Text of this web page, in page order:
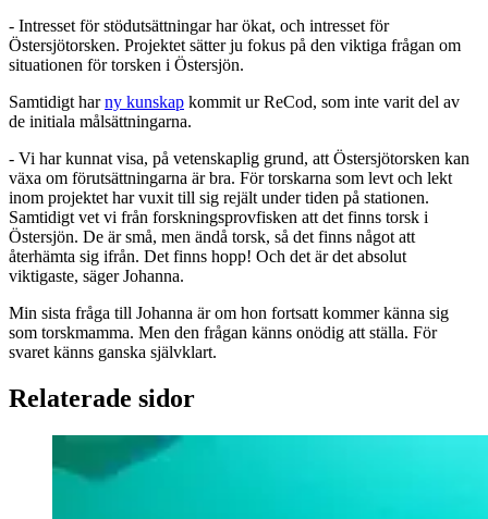
- Intresset för stödutsättningar har ökat, och intresset för
Östersjötorsken. Projektet sätter ju fokus på den viktiga frågan om
situationen för torsken i Östersjön.
Samtidigt harny kunskap kommit ur ReCod, som inte varit del av
de initiala målsättningarna.
- Vi har kunnat visa, på vetenskaplig grund, att Östersjötorsken kan
växa om förutsättningarna är bra. För torskarna som levt och lekt
inom projektet har vuxit till sig rejält under tiden på stationen.
Samtidigt vet vi från forskningsprovfisken att det finns torsk i
Östersjön. De är små, men ändå torsk, så det finns något att
återhämta sig ifrån. Det finns hopp! Och det är det absolut
viktigaste, säger Johanna.
Min sista fråga till Johanna är om hon fortsatt kommer känna sig
som torskmamma. Men den frågan känns onödig att ställa. För
svaret känns ganska självklart.
Relaterade sidor